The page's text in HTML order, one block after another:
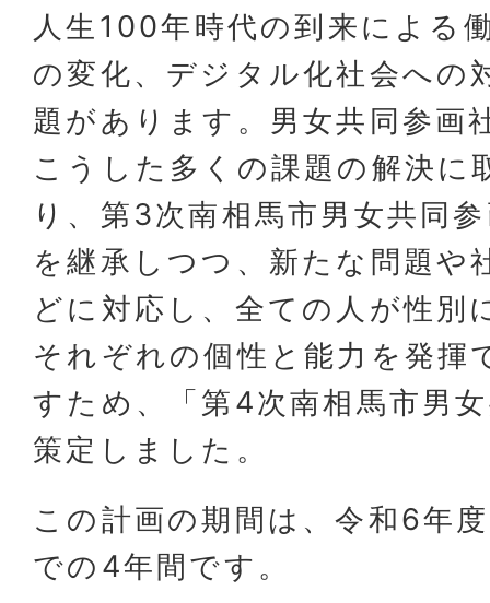
人生100年時代の到来による
の変化、デジタル化社会への
題があります。男女共同参画
こうした多くの課題の解決に
り、第3次南相馬市男女共同
を継承しつつ、新たな問題や
どに対応し、全ての人が性別
それぞれの個性と能力を発揮
すため、「第4次南相馬市男
策定しました。
この計画の期間は、令和6年
での4年間です。